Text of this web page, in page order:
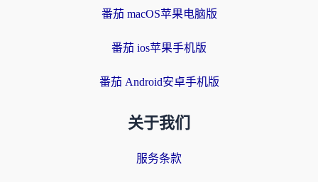
番茄 macOS苹果电脑版
番茄 ios苹果手机版
番茄 Android安卓手机版
关于我们
服务条款